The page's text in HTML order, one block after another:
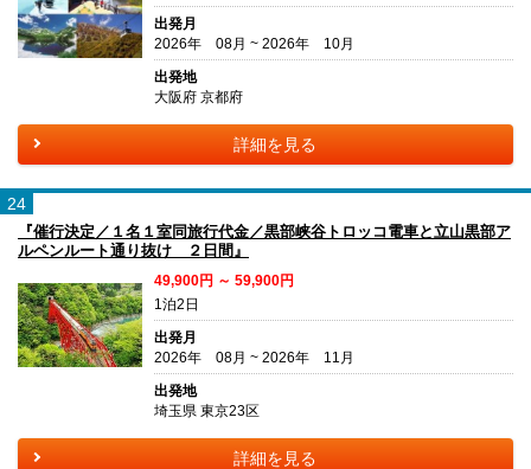
出発月
2026年 08月 ~ 2026年 10月
出発地
大阪府 京都府
詳細を見る
24
『催行決定／１名１室同旅行代金／黒部峡谷トロッコ電車と立山黒部ア
ルペンルート通り抜け ２日間』
49,900円 ～ 59,900円
1泊2日
出発月
2026年 08月 ~ 2026年 11月
出発地
埼玉県 東京23区
詳細を見る